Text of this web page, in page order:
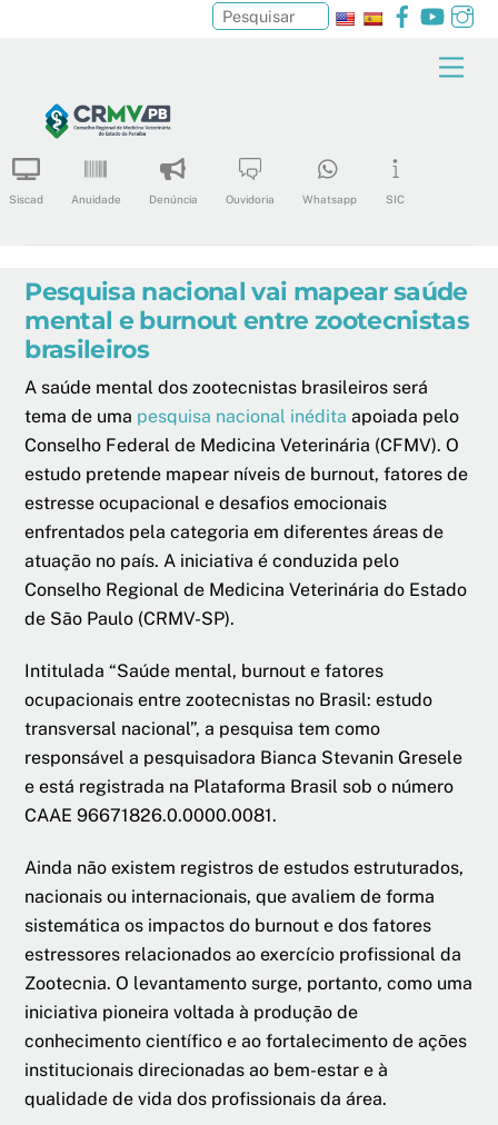
content
Facebook
Siscad Anuidade Denúncia Ouvidoria Whatsapp SIC
Pesquisar
Pesquisa nacional vai mapear saúde
mental e burnout entre zootecnistas
brasileiros
A saúde mental dos zootecnistas brasileiros será
tema de uma pesquisa nacional inédita apoiada pelo
Conselho Federal de Medicina Veterinária (CFMV). O
estudo pretende mapear níveis de burnout, fatores de
estresse ocupacional e desafios emocionais
enfrentados pela categoria em diferentes áreas de
atuação no país. A iniciativa é conduzida pelo
Conselho Regional de Medicina Veterinária do Estado
de São Paulo (CRMV-SP).
Intitulada “Saúde mental, burnout e fatores
ocupacionais entre zootecnistas no Brasil: estudo
transversal nacional”, a pesquisa tem como
responsável a pesquisadora Bianca Stevanin Gresele
e está registrada na Plataforma Brasil sob o número
CAAE 96671826.0.0000.0081.
Ainda não existem registros de estudos estruturados,
nacionais ou internacionais, que avaliem de forma
sistemática os impactos do burnout e dos fatores
estressores relacionados ao exercício profissional da
Zootecnia. O levantamento surge, portanto, como uma
iniciativa pioneira voltada à produção de
conhecimento científico e ao fortalecimento de ações
institucionais direcionadas ao bem-estar e à
qualidade de vida dos profissionais da área.